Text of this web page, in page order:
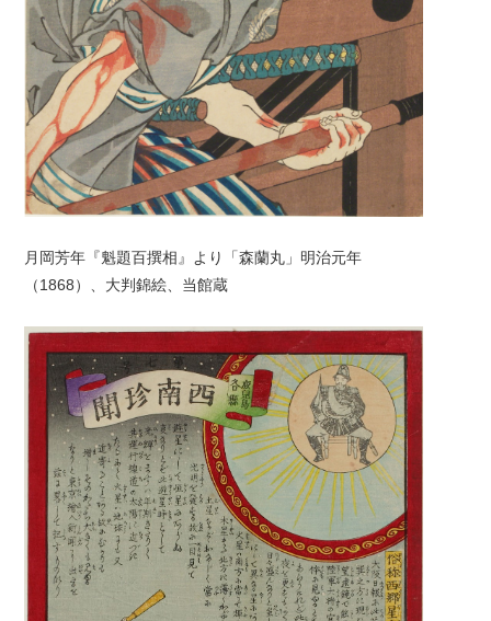
月岡芳年『魁題百撰相』より「森蘭丸」明治元年
（1868）、大判錦絵、当館蔵